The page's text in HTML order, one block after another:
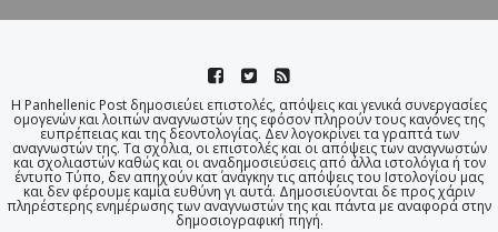
Η Panhellenic Post δημοσιεύει επιστολές, απόψεις και γενικά συνεργασίες
ομογενών και λοιπών αναγνωστών της εφόσον πληρούν τους κανόνες της
ευπρέπειας και της δεοντολογίας. Δεν λογοκρίνει τα γραπτά των
αναγνωστών της. Τα σχόλια, οι επιστολές και οι απόψεις των αναγνωστών
και σχολιαστών καθώς και οι αναδημοσιεύσεις από άλλα ιστολόγια ή τον
έντυπο Τύπο, δεν απηχούν κατ΄ ανάγκην τις απόψεις του Ιστολογίου μας
και δεν φέρουμε καμία ευθύνη γι αυτά. Δημοσιεύονται δε προς χάριν
πληρέστερης ενημέρωσης των αναγνωστών της και πάντα με αναφορά στην
δημοσιογραφική πηγή.